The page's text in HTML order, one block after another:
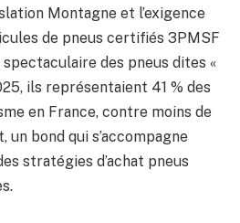
Montagne et l’exigence
de pneus certifiés 3PMSF
des pneus dites «
ils représentaient 41 % des
en France, contre moins de
bond qui s’accompagne
stratégies d’achat pneus